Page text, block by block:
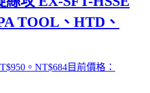
TOOL、HTD、
。 NT$684目前價格：